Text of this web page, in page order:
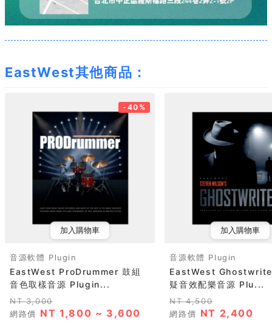
EastWest其他商品：
-40%
加入購物車
音源軟體 Plugin
EastWest ProDrummer 鼓組
音色取樣音源 Plugin...
NT 3,000
網路價 NT 1,800 ~ 3,600
加入購物車
音源軟體 Plugin
EastWest
疑音效配樂音源 Plu...
NT 4,500
網路價 NT 2,400